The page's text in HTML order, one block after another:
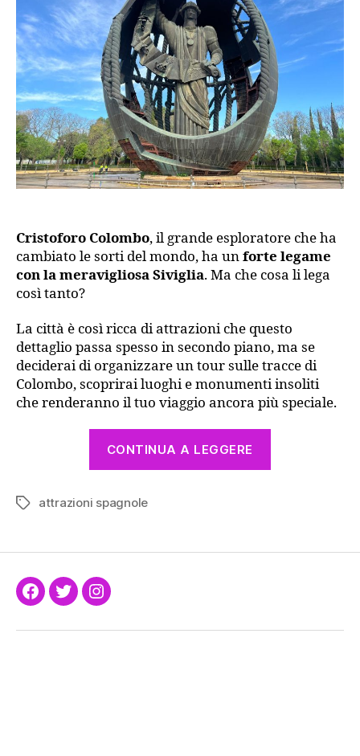
Siviglia:
dalla
tomba
all’uovo
gigante
Cristoforo Colombo, il grande esploratore che ha
cambiato le sorti del mondo, ha unforte legame
con la meravigliosa Siviglia. Ma che cosa li lega
così tanto?
La città è così ricca di attrazioni che questo
dettaglio passa spesso in secondo piano, ma se
deciderai di organizzare un tour sulle tracce di
Colombo, scoprirai luoghi e monumenti insoliti
che renderanno il tuo viaggio ancora più speciale.
CONTINUA A LEGGERE
a
all’uovo
Tag attrazioni spagnole
Facebook
TwitterInstagram